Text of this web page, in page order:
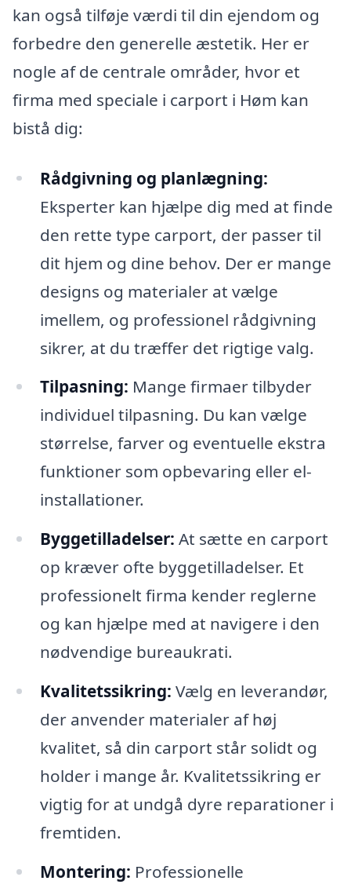
kan også tilføje værdi til din ejendom og
forbedre den generelle æstetik. Her er
nogle af de centrale områder, hvor et
firma med speciale i carport i Høm kan
bistå dig:
Rådgivning og planlægning:
Eksperter kan hjælpe dig med at finde
den rette type carport, der passer til
dit hjem og dine behov. Der er mange
designs og materialer at vælge
imellem, og professionel rådgivning
sikrer, at du træffer det rigtige valg.
Tilpasning: Mange firmaer tilbyder
individuel tilpasning. Du kan vælge
størrelse, farver og eventuelle ekstra
funktioner som opbevaring eller el-
installationer.
Byggetilladelser: At sætte en carport
op kræver ofte byggetilladelser. Et
professionelt firma kender reglerne
og kan hjælpe med at navigere i den
nødvendige bureaukrati.
Kvalitetssikring: Vælg en leverandør,
der anvender materialer af høj
kvalitet, så din carport står solidt og
holder i mange år. Kvalitetssikring er
vigtig for at undgå dyre reparationer i
fremtiden.
Montering: Professionelle